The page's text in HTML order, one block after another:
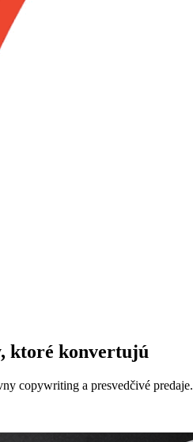
ktoré konvertujú
copywriting a presvedčivé predaje.